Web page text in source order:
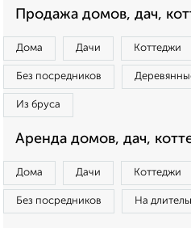
Продажа домов, дач,
Дома Дачи Коттеджи
Без посредников
Из бруса
Аренда домов, дач,
Дома Дачи Коттеджи
Без посредников На